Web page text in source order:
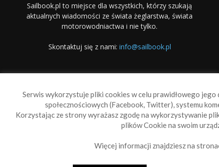
Sailbook.pl to miejsce dla wszystkich, którzy szukają
aktualnych wiadomości ze świata żeglarstwa, świata
motorowodniactwa i nie tylko.
Skontaktuj się z nami: info@sailbook.pl
Reklama
Polityka prywatności
Serwis wykorzystuje pliki cookies w celu prawidłowego
społecznościowych (Facebook, Twitter), systemu
Korzystając ze strony wyrażasz zgodę na wykorzystywanie
plików Cookie na swoim
Więcej informacji znajdziesz na